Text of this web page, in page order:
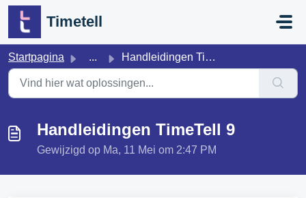
Doorgaan naar hoofdinhoud
Timetell
Startpagina ... Handleidingen TimeTell 9
Handleidingen TimeTell 9
Gewijzigd op Ma, 11 Mei om 2:47 PM